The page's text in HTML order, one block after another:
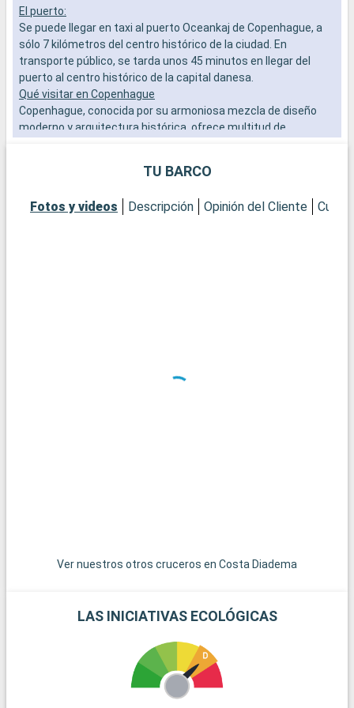
El puerto:
Se puede llegar en taxi al puerto Oceankaj de Copenhague, a
sólo 7 kilómetros del centro histórico de la ciudad. En
transporte público, se tarda unos 45 minutos en llegar del
puerto al centro histórico de la capital danesa.
Qué visitar en Copenhague
Copenhague, conocida por su armoniosa mezcla de diseño
moderno y arquitectura histórica, ofrece multitud de
sede del Parlamento danés, y el Palacio Real de Amalienborg
calles de Nyhavn, famosas por sus pintorescas casas y su
importante destino cultural. El Castillo de Kronborg, en
TU BARCO
Fotos y videos Descripción Opinión del Cliente
Ver nuestros otros cruceros en Costa Diadema
LAS INICIATIVAS ECOLÓGICAS